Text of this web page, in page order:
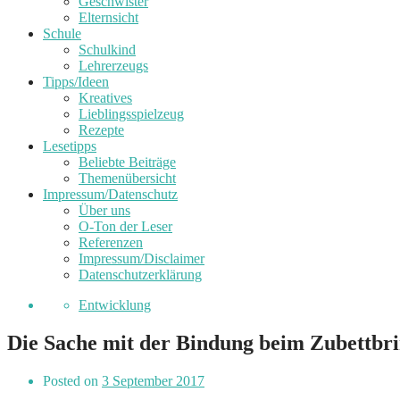
Elternsicht
Schule
Schulkind
Lehrerzeugs
Tipps/Ideen
Kreatives
Lieblingsspielzeug
Rezepte
Lesetipps
Beliebte Beiträge
Themenübersicht
Impressum/Datenschutz
Über uns
O-Ton der Leser
Referenzen
Impressum/Disclaimer
Datenschutzerklärung
Entwicklung
Die Sache mit der Bindung beim
Posted on 3 September 2017